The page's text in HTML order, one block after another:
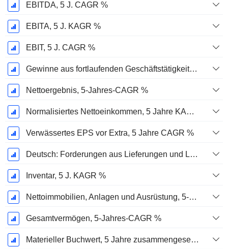
EBITDA, 5 J. CAGR %
EBITA, 5 J. KAGR %
EBIT, 5 J. CAGR %
Gewinne aus fortlaufenden Geschäftstätigkeiten, 5-Jahres-CAGR %
Nettoergebnis, 5-Jahres-CAGR %
Normalisiertes Nettoeinkommen, 5 Jahre KAGR %
Verwässertes EPS vor Extra, 5 Jahre CAGR %
Deutsch: Forderungen aus Lieferungen und Leistungen, 5-Jahres-CAGR %
Inventar, 5 J. KAGR %
Nettoimmobilien, Anlagen und Ausrüstung, 5-Jahres-CAGR %
Gesamtvermögen, 5-Jahres-CAGR %
Materieller Buchwert, 5 Jahre zusammengesetzte jährliche Wachstumsrate %